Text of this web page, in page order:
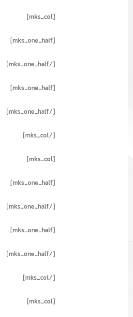
[mks_col]
[mks_one_half]
[/mks_one_half]
[mks_one_half]
[/mks_one_half]
[/mks_col]
[mks_col]
[mks_one_half]
[/mks_one_half]
[mks_one_half]
[/mks_one_half]
[/mks_col]
[mks_col]